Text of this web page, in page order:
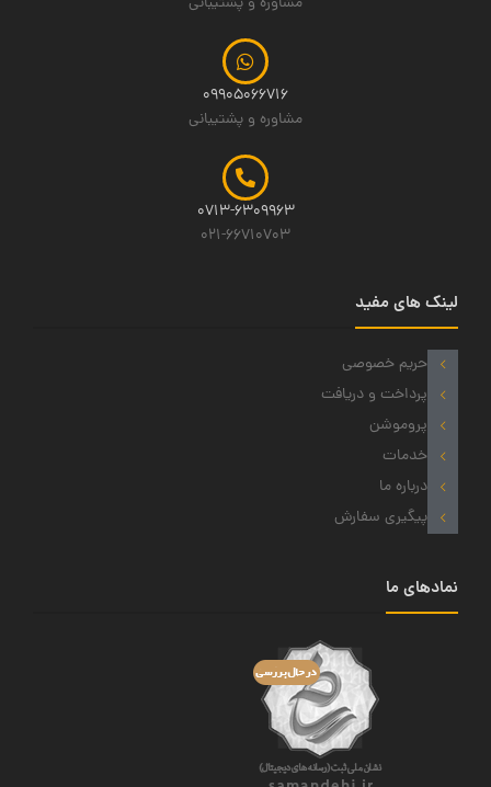
09905066716
مشاوره و پشتیبانی
0713-6309963
021-66710703
لینک های مفید
حریم خصوصی
پرداخت و دریافت
پروموشن
خدمات
درباره ما
پیگیری سفارش
نمادهای ما